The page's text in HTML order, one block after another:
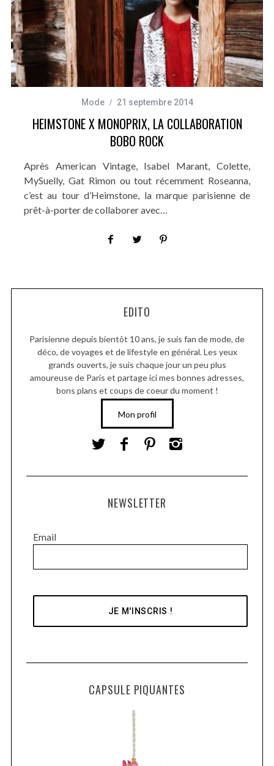
Mode 21 septembre 2014
HEIMSTONE X MONOPRIX, LA COLLABORATION
BOBO ROCK
Après American Vintage, Isabel Marant, Colette,
MySuelly, Gat Rimon ou tout récemment Roseanna,
c’est au tour d’Heimstone, la marque parisienne de
prêt-à-porter de collaborer avec…
EDITO
Parisienne depuis bientôt 10 ans, je suis fan de mode, de
déco, de voyages et de lifestyle en général. Les yeux
grands ouverts, je suis chaque jour un peu plus
amoureuse de Paris et partage ici mes bonnes adresses,
bons plans et coups de coeur du moment !
Mon profil
NEWSLETTER
Email
CAPSULE PIQUANTES